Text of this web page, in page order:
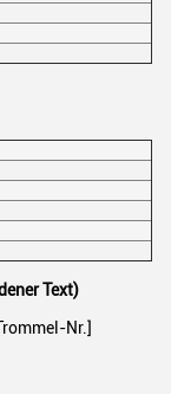
Text)
Nr.]